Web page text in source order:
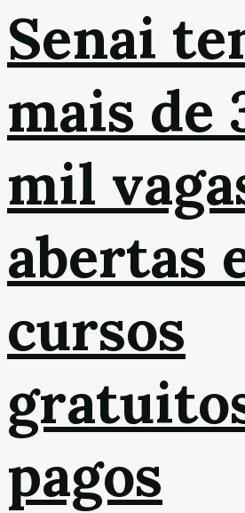
Senai
mais de
mil
abertas
cursos
pagos